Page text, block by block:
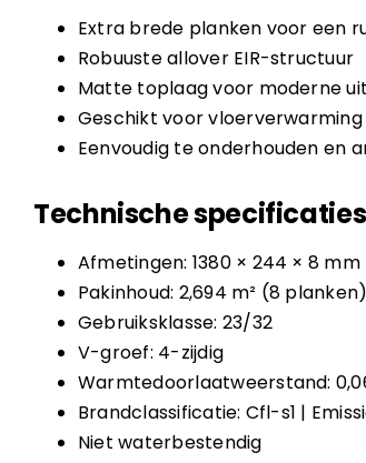
Extra brede planken voor een
Robuuste allover EIR-structuur
Matte toplaag voor moderne
Geschikt voor
Eenvoudig te onderhouden en
Technische specificaties
Afmetingen: 1380 × 244 × 8 mm
Pakinhoud: 2,694 m² (8 planken)
Gebruiksklasse: 23/32
V-groef: 4-zijdig
Warmtedoorlaatweerstand:
Brandclassificatie: Cfl-s1 |
Niet waterbestendig